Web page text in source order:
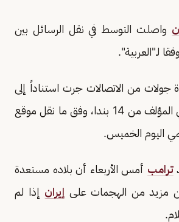
واصلت التوسط في نقل الرسائل بين
لـ"العربية".
جولات من الاتصالات جرت استناداً إلى
الإطار الإيراني الأصلي المؤلف من 14 بندا، وفق ما نقل موقع
اليوم الخميس.
ترامب أمس الأربعاء أن بلاده مستعدة
مزيد من الهجمات على إيران إذا لم